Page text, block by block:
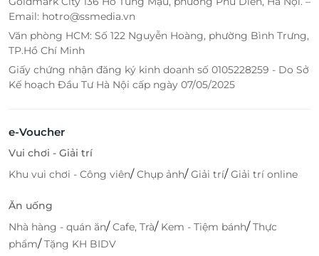
Email: hotro@ssmedia.vn
Văn phòng HCM: Số 122 Nguyễn Hoàng, phường Bình Trưng,
TP.Hồ Chí Minh
Giấy chứng nhận đăng ký kinh doanh số 0105228259 - Do Sở
Kế hoạch Đầu Tư Hà Nội cấp ngày 07/05/2025
e-Voucher
Vui chơi - Giải trí
Khu vui chơi - Công viên/Chụp ảnh/Giải trí/Giải trí online
Ăn uống
Nhà hàng - quán ăn/Cafe, Trà/ Kem - Tiệm bánh/Thực
phẩm/Tặng KH BIDV